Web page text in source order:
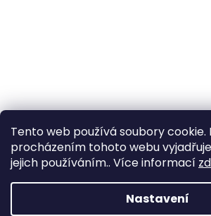
Tento web používá soubory cookie.
procházením tohoto webu
jejich používáním.. Více informací
Nastavení